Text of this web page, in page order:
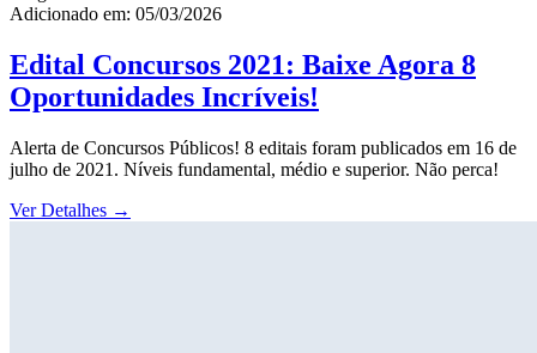
Adicionado em: 05/03/2026
Edital Concursos 2021: Baixe Agora 8
Oportunidades Incríveis!
Alerta de Concursos Públicos! 8 editais foram publicados em 16 de
julho de 2021. Níveis fundamental, médio e superior. Não perca!
Ver Detalhes →